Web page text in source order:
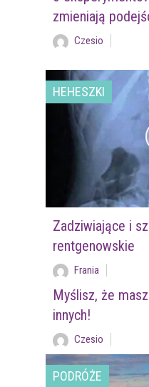
zmieniają
Czesio
HEHESZKI
Zadziwiające i
rentgenowskie
Frania
Myślisz, że
innych!
Czesio
PODRÓŻE